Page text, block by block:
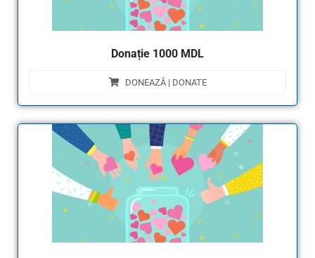
Donație 1000 MDL
DONEAZĂ | DONATE